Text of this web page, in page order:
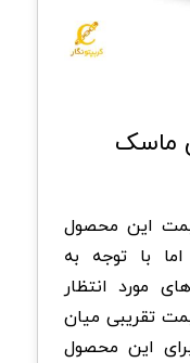
ماسک
این محصول
با توجه به
مورد انتظار
تقریبی میان
را برای این محصول